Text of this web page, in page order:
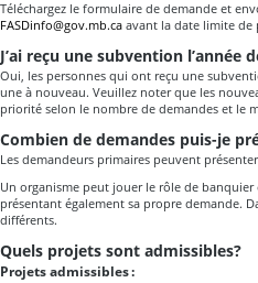
Téléchargez le formulaire de demande et
FASDinfo@gov.mb.ca avant la date limite de
J’ai reçu une subvention
Oui, les personnes qui ont reçu une
une à nouveau. Veuillez noter que les
priorité selon le nombre de demandes et le
Combien de demandes puis-je
Les demandeurs primaires peuvent
Un organisme peut jouer le rôle de
présentant également sa propre demande.
différents.
Quels projets sont admissibles?
Projets admissibles :